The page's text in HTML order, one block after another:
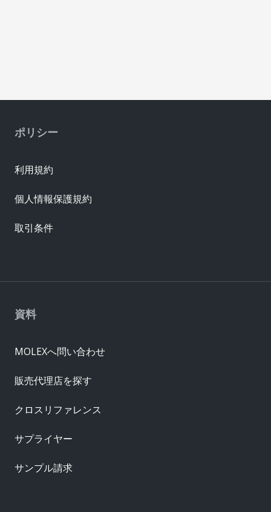
資料
MOLEXへ問い合わせ
販売代理店を探す
クロスリファレンス
サプライヤー
サンプル請求
ポリシー
利用規約
個人情報保護規約
取引条件